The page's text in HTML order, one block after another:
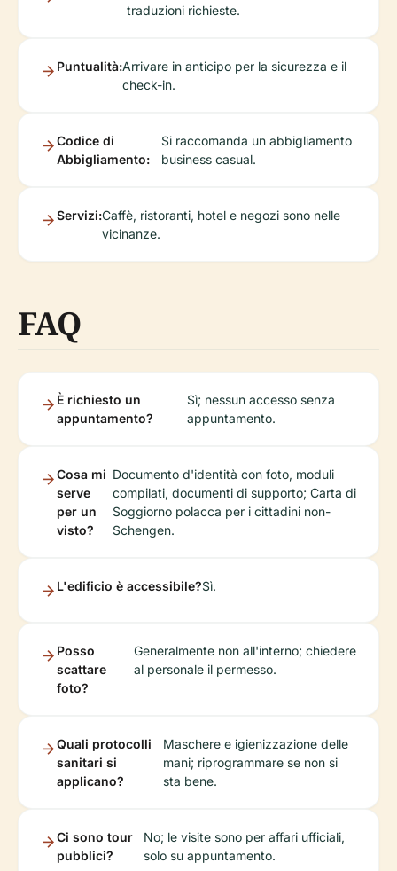
traduzioni richieste.
Puntualità:Arrivare in anticipo per la sicurezza e il
check-in.
Codice di
Abbigliamento:
Si raccomanda un abbigliamento
business casual.
Servizi:Caffè, ristoranti, hotel e negozi sono nelle
vicinanze.
FAQ
È richiesto un
appuntamento?
Sì; nessun accesso senza
appuntamento.
Cosa mi
serve
per un
visto?
Documento d'identità con foto, moduli
compilati, documenti di supporto; Carta di
Soggiorno polacca per i cittadini non-
Schengen.
L'edificio è accessibile?Sì.
Posso
scattare
foto?
Generalmente non all'interno; chiedere
al personale il permesso.
Quali protocolli
sanitari si
applicano?
Maschere e igienizzazione delle
mani; riprogrammare se non si
sta bene.
Ci sono tour
pubblici?
No; le visite sono per affari ufficiali,
solo su appuntamento.